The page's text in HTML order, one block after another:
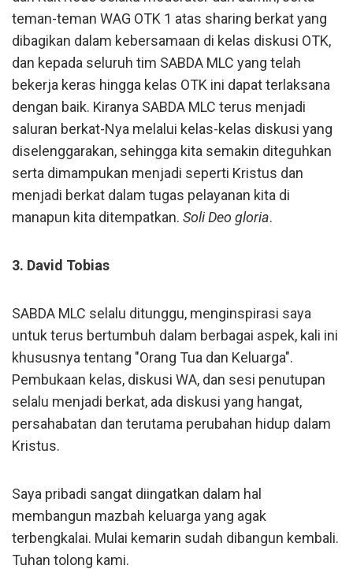
teman-teman WAG OTK 1 atas sharing berkat yang
dibagikan dalam kebersamaan di kelas diskusi OTK,
dan kepada seluruh tim SABDA MLC yang telah
bekerja keras hingga kelas OTK ini dapat terlaksana
dengan baik. Kiranya SABDA MLC terus menjadi
saluran berkat-Nya melalui kelas-kelas diskusi yang
diselenggarakan, sehingga kita semakin diteguhkan
serta dimampukan menjadi seperti Kristus dan
menjadi berkat dalam tugas pelayanan kita di
manapun kita ditempatkan. Soli Deo gloria.
3. David Tobias
SABDA MLC selalu ditunggu, menginspirasi saya
untuk terus bertumbuh dalam berbagai aspek, kali ini
khususnya tentang "Orang Tua dan Keluarga".
Pembukaan kelas, diskusi WA, dan sesi penutupan
selalu menjadi berkat, ada diskusi yang hangat,
persahabatan dan terutama perubahan hidup dalam
Kristus.
Saya pribadi sangat diingatkan dalam hal
membangun mazbah keluarga yang agak
terbengkalai. Mulai kemarin sudah dibangun kembali.
Tuhan tolong kami.